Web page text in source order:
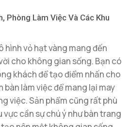
Phòng Làm Việc Và Các Khu
hình vỏ hạt vàng mang đến
cho không gian sống. Bạn có
khách để tạo điểm nhấn cho
làm việc để mang lại may
việc. Sản phẩm cũng rất phù
vực cần sự chú ý như bàn trang